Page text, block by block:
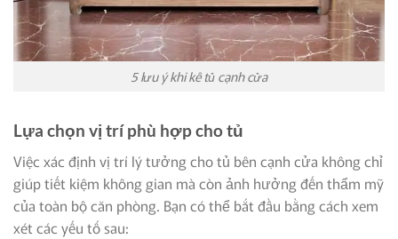
5 lưu ý khi kê tủ cạnh cửa
Lựa chọn vị trí phù hợp cho tủ
Việc xác định vị trí lý tưởng cho tủ bên cạnh cửa không chỉ
giúp tiết kiệm không gian mà còn ảnh hưởng đến thẩm mỹ
của toàn bộ căn phòng. Bạn có thể bắt đầu bằng cách xem
xét các yếu tố sau: